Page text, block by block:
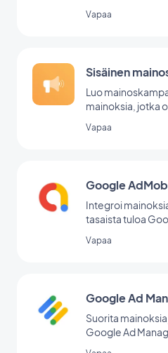
Vapaa
Sisäinen
Luo
mainoksia, jotka
Vapaa
Google AdMob
Integroi
tasaista tuloa
Vapaa
Google Ad
Suorita
Google Ad